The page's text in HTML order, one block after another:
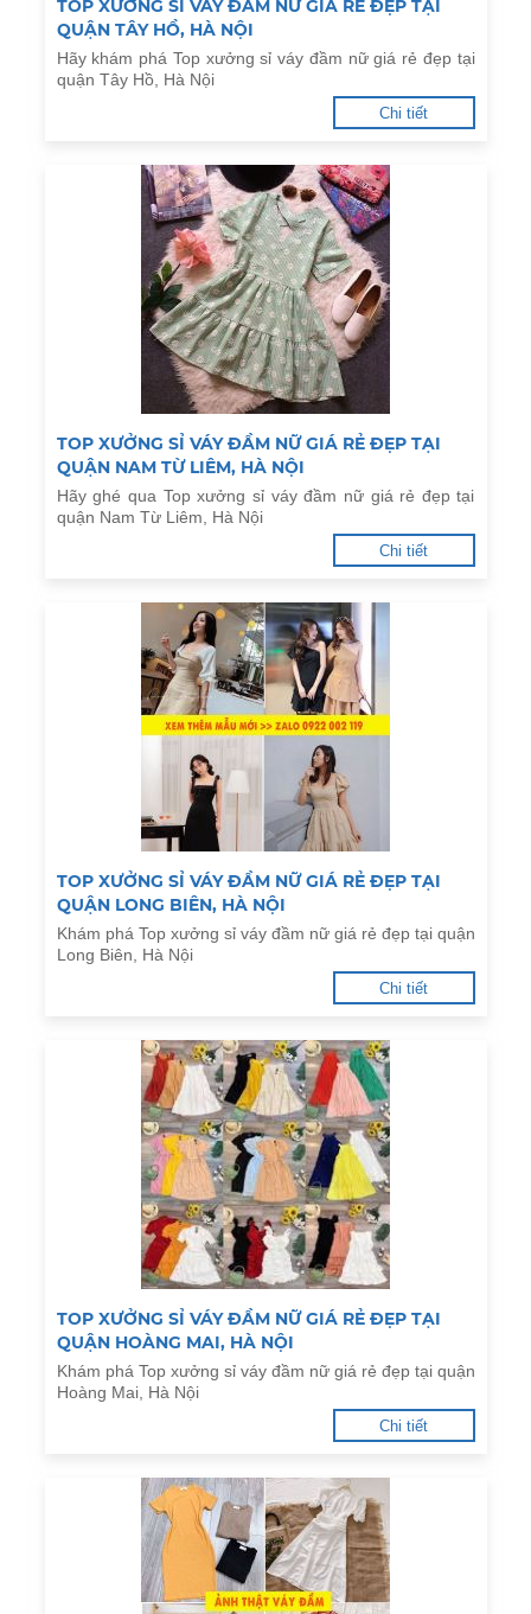
TOP XƯỞNG SỈ VÁY ĐẦM NỮ GIÁ RẺ ĐẸP TẠI
QUẬN TÂY HỒ, HÀ NỘI
Hãy khám phá Top xưởng sỉ váy đầm nữ giá rẻ đẹp tại
quận Tây Hồ, Hà Nội
Chi tiết
TOP XƯỞNG SỈ VÁY ĐẦM NỮ GIÁ RẺ ĐẸP TẠI
QUẬN NAM TỪ LIÊM, HÀ NỘI
Hãy ghé qua Top xưởng sỉ váy đầm nữ giá rẻ đẹp tại
quận Nam Từ Liêm, Hà Nội
Chi tiết
TOP XƯỞNG SỈ VÁY ĐẦM NỮ GIÁ RẺ ĐẸP TẠI
QUẬN LONG BIÊN, HÀ NỘI
Khám phá Top xưởng sỉ váy đầm nữ giá rẻ đẹp tại quận
Long Biên, Hà Nội
Chi tiết
TOP XƯỞNG SỈ VÁY ĐẦM NỮ GIÁ RẺ ĐẸP TẠI
QUẬN HOÀNG MAI, HÀ NỘI
Khám phá Top xưởng sỉ váy đầm nữ giá rẻ đẹp tại quận
Hoàng Mai, Hà Nội
Chi tiết